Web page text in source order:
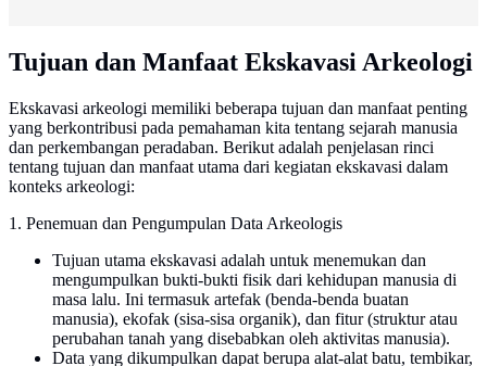
Tujuan dan Manfaat Ekskavasi Arkeologi
Ekskavasi arkeologi memiliki beberapa tujuan dan manfaat penting
yang berkontribusi pada pemahaman kita tentang sejarah manusia
dan perkembangan peradaban. Berikut adalah penjelasan rinci
tentang tujuan dan manfaat utama dari kegiatan ekskavasi dalam
konteks arkeologi:
1. Penemuan dan Pengumpulan Data Arkeologis
Tujuan utama ekskavasi adalah untuk menemukan dan
mengumpulkan bukti-bukti fisik dari kehidupan manusia di
masa lalu. Ini termasuk artefak (benda-benda buatan
manusia), ekofak (sisa-sisa organik), dan fitur (struktur atau
perubahan tanah yang disebabkan oleh aktivitas manusia).
Data yang dikumpulkan dapat berupa alat-alat batu, tembikar,